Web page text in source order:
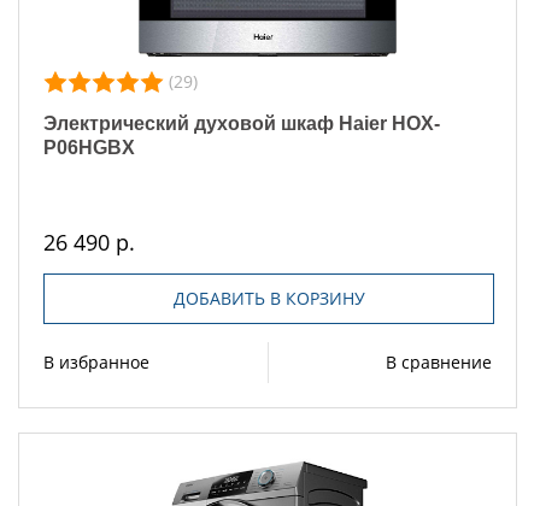
(29)
Электрический духовой шкаф Haier HOX-
P06HGBX
26 490 р.
ДОБАВИТЬ В КОРЗИНУ
В избранное В сравнение